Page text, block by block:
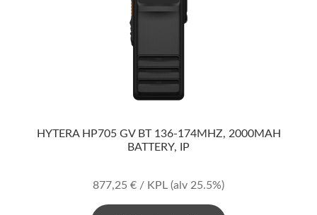
HYTERA HP705 GV BT 136-174MHZ, 2000MAH
BATTERY, IP
877,25 € / KPL (alv 25.5%)